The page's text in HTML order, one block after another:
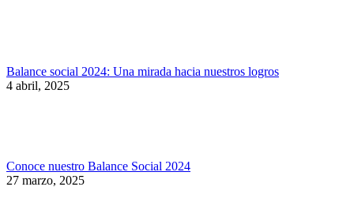
Balance social 2024: Una mirada hacia nuestros logros
4 abril, 2025
Conoce nuestro Balance Social 2024
27 marzo, 2025